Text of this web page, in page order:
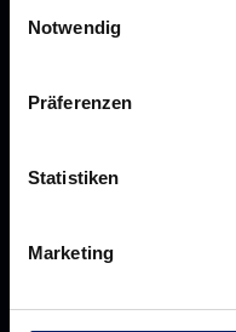
Notwendig
Präferenzen
Statistiken
Marketing
Aufsichtsrat